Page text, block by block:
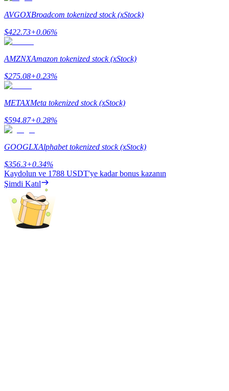
BTC Welcome Rewards
BTC Welcome Rewards
Deposit & Trade BTC to Share 25000 USDT prize pool!
Deposit CASHCAT & Win
Share 500000 CASHCAT prize pool
AVGOXBroadcom tokenized stock (xStock)
$422.73+0.06%
AMZNXAmazon tokenized stock (xStock)
$275.08+0.23%
METAXMeta tokenized stock (xStock)
$594.87+0.28%
GOOGLXAlphabet tokenized stock (xStock)
$356.3+0.34%
Kaydolun ve 1788 USDT'ye kadar bonus kazanın
Şimdi Katıl